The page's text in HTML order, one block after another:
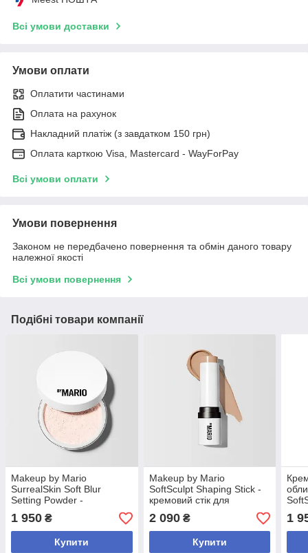
Всі умови доставки
Умови оплати
Оплатити частинами
Оплата на рахунок
Накладний платіж (з завдатком 150 грн)
Оплата карткою Visa, Mastercard - WayForPay
Всі умови оплати
Умови повернення
Законом не передбачено повернення та обмін даного товару
належної якості
Всі умови повернення
Подібні товари компанії
Makeup by Mario
SurrealSkin Soft Blur
Setting Powder -
розсипчаста фіксуюча
пудра без тальку - відтінок
Fair Pink
1 950 ₴
Купити
Makeup by Mario
SoftSculpt Shaping Stick -
кремовий стік для
скульптурування обличчя
відтінок Fair
2 090₴
Купити
Skin
Light
1